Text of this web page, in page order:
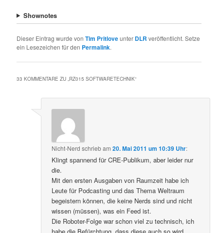
Shownotes
Dieser Eintrag wurde vonTim Pritloveunter DLR veröffentlicht. Setze
ein Lesezeichen für den Permalink.
33 KOMMENTARE ZU „RZ015 SOFTWARETECHNIK“
Nicht-Nerd schriebam20. Mai 2011 um 10:39 Uhr:
Klingt spannend für CRE-Publikum, aber leider nur
die.
Mit den ersten Ausgaben von Raumzeit habe ich
Leute für Podcasting und das Thema Weltraum
begeistern können, die keine Nerds sind und nicht
wissen (müssen), was ein Feed ist.
Die Roboter-Folge war schon viel zu technisch, ich
habe die Befürchtung, dass diese auch so wird.